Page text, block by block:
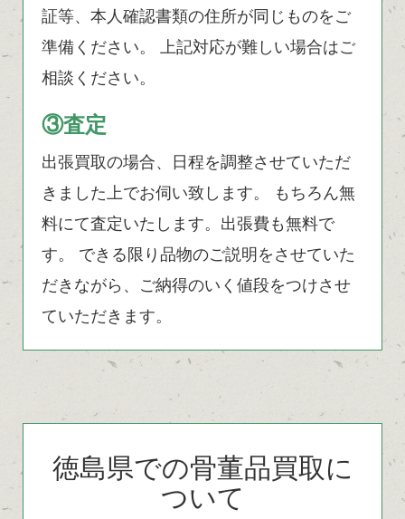
証等、本人確認書類の住所が同じものをご
準備ください。 上記対応が難しい場合はご
相談ください。
③査定
出張買取の場合、日程を調整させていただ
きました上でお伺い致します。 もちろん無
料にて査定いたします。出張費も無料で
す。 できる限り品物のご説明をさせていた
だきながら、ご納得のいく値段をつけさせ
ていただきます。
徳島県での骨董品買取に
ついて